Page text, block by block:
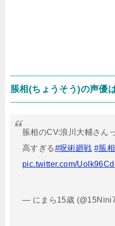
脹相(ちょうそう)の声優
脹相のCV:浪川大輔さん
高すぎる#呪術廻戦 #脹相
pic.twitter.com/
— にまら15歳